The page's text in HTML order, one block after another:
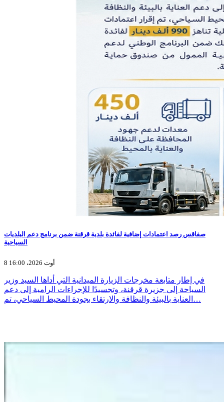
صفاقس رصد اعتمادات إضافية لفائدة بلدية قرقنة ضمن برنامج دعم البلديات
السياحية
8 أوت 2026، 16:00
في إطار متابعة مخرجات الزيارة الميدانية التي أداها السيد وزير
السياحة إلى جزيرة قرقنة، وتجسيدًا للإجراءات الرامية إلى دعم
العناية بالبيئة والنظافة والارتقاء بجودة المحيط السياحي، تم…